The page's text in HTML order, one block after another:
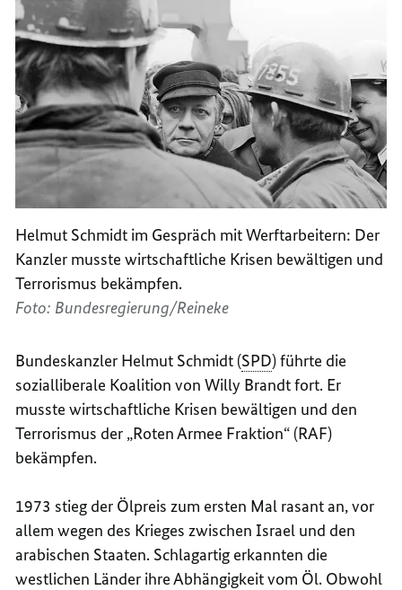
Helmut Schmidt im Gespräch mit Werftarbeitern: Der
Kanzler musste wirtschaftliche Krisen bewältigen und
Terrorismus bekämpfen.
Foto: Bundesregierung/Reineke
Bundeskanzler Helmut Schmidt (SPD) führte die
sozialliberale Koalition von Willy Brandt fort. Er
musste wirtschaftliche Krisen bewältigen und den
Terrorismus der „Roten Armee Fraktion“ (RAF)
bekämpfen.
1973 stieg der Ölpreis zum ersten Mal rasant an, vor
allem wegen des Krieges zwischen Israel und den
arabischen Staaten. Schlagartig erkannten die
westlichen Länder ihre Abhängigkeit vom Öl. Obwohl